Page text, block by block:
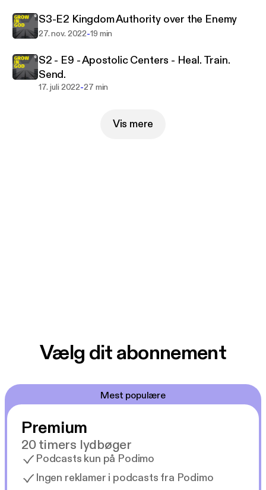
S3-E2 Kingdom Authority over the Enemy
27. nov. 2022-19 min
S2 - E9 - Apostolic Centers - Heal. Train.
Send.
17. juli 2022-27 min
Vis mere
Vælg dit abonnement
Mest populære
Premium
20 timers lydbøger
Podcasts kun på Podimo
Ingen reklamer i podcasts fra Podimo